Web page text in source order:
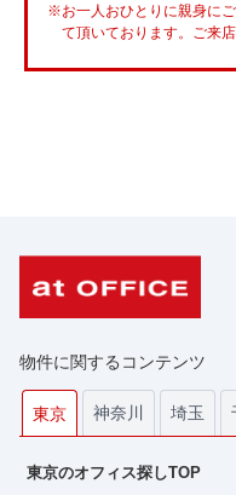
※お一人おひとりに親身に
て頂いております。ご来
物件に関するコンテンツ
東京 神奈川 埼玉
東京のオフィス探しTOP